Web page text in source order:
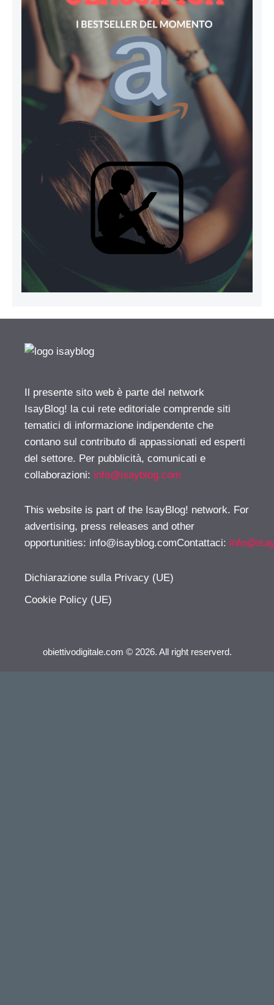
Il presente sito web è parte del network
IsayBlog! la cui rete editoriale comprende siti
tematici di informazione indipendente che
contano sul contributo di appassionati ed esperti
del settore. Per pubblicità, comunicati e
collaborazioni: info@isayblog.com
This website is part of the IsayBlog! network. For
advertising, press releases and other
opportunities: info@isayblog.comContattaci:
Dichiarazione sulla Privacy (UE)
Cookie Policy (UE)
obiettivodigitale.com © 2026. All right reserverd.